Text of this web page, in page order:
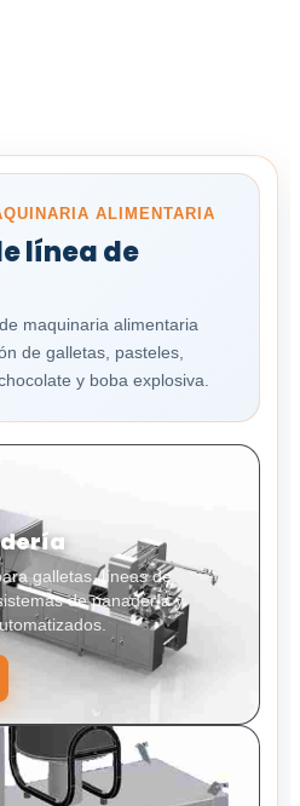
ALIMENTARIA
línea de
maquinaria alimentaria
de galletas, pasteles,
y boba explosiva.
galletas, líneas de
de panadería y